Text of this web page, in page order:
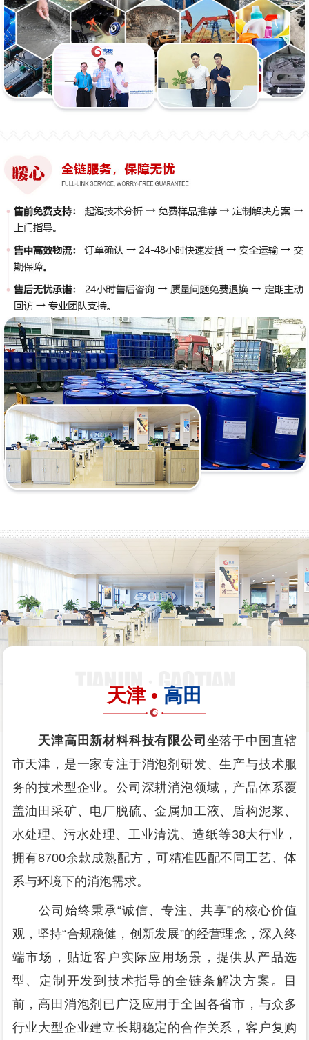
天津 • 高田
天津高田新材料科技有限公司 坐落于中国直辖
市天津，是一家专注于消泡剂研发、生产与技术服
务的技术型企业。公司深耕消泡领域，产品体系覆
盖油田采矿、电厂脱硫、金属加工液、盾构泥浆、
水处理、污水处理、工业清洗、造纸等38大行业，
拥有8700余款成熟配方，可精准匹配不同工艺、体
系与环境下的消泡需求。
公司始终秉承“诚信、专注、共享”的核心价值
观，坚持“合规稳健，创新发展”的经营理念，深入终
端市场，贴近客户实际应用场景，提供从产品选
型、定制开发到技术指导的全链条解决方案。目
前，高田消泡剂已广泛应用于全国各省市，与众多
行业大型企业建立长期稳定的合作关系，客户复购